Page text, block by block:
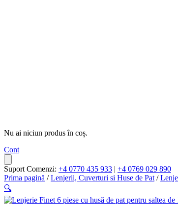
Nu ai niciun produs în coș.
Cont
Suport Comenzi: +4 0770 435 933 | +4 0769 029 890
Prima pagină /Lenjerii, Cuverturi si Huse de Pat /
🔍